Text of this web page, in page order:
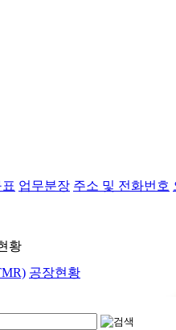
업무분장 주소 및 전화번호
공장현황
황